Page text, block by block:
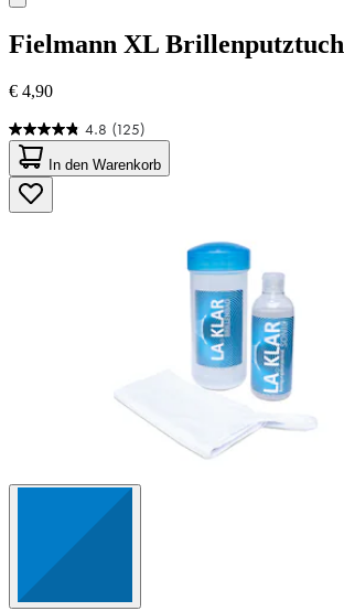
Fielmann XL Brillenputztuch
€ 4,90
4.8 (125)
4.8
von
5
Sternen.
125
In den Warenkorb